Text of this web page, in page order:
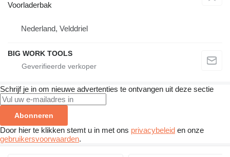
Voorladerbak
Nederland, Velddriel
BIG WORK TOOLS
Schrijf je in om nieuwe advertenties te ontvangen uit deze sectie
Abonneren
Door hier te klikken stemt u in met ons privacybeleid en onze
gebruikersvoorwaarden.